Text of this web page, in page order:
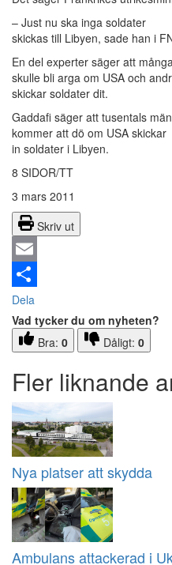
– Just nu ska inga soldater
skickas till Libyen, sade han i
En del experter säger att
skulle bli arga om USA och
skickar soldater dit.
Gaddafi säger att tusentals
kommer att dö om USA skickar
in soldater i Libyen.
8 SIDOR/TT
3 mars 2011
Skriv ut
Email
Dela
Vad tycker du om nyheten?
Bra: 0 Dåligt: 0
Fler liknande
Nya platser att skydda
Ambulans attackerad i